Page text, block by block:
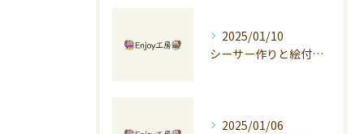
2025/01/10
シーサー作りと絵付けの魅力
2025/01/06